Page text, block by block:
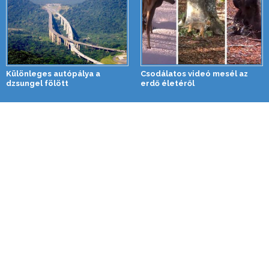
Különleges autópálya a
dzsungel fölött
Csodálatos videó mesél az
erdő életéről